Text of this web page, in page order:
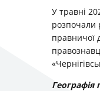
У травні
розпочали
правничої
Географія